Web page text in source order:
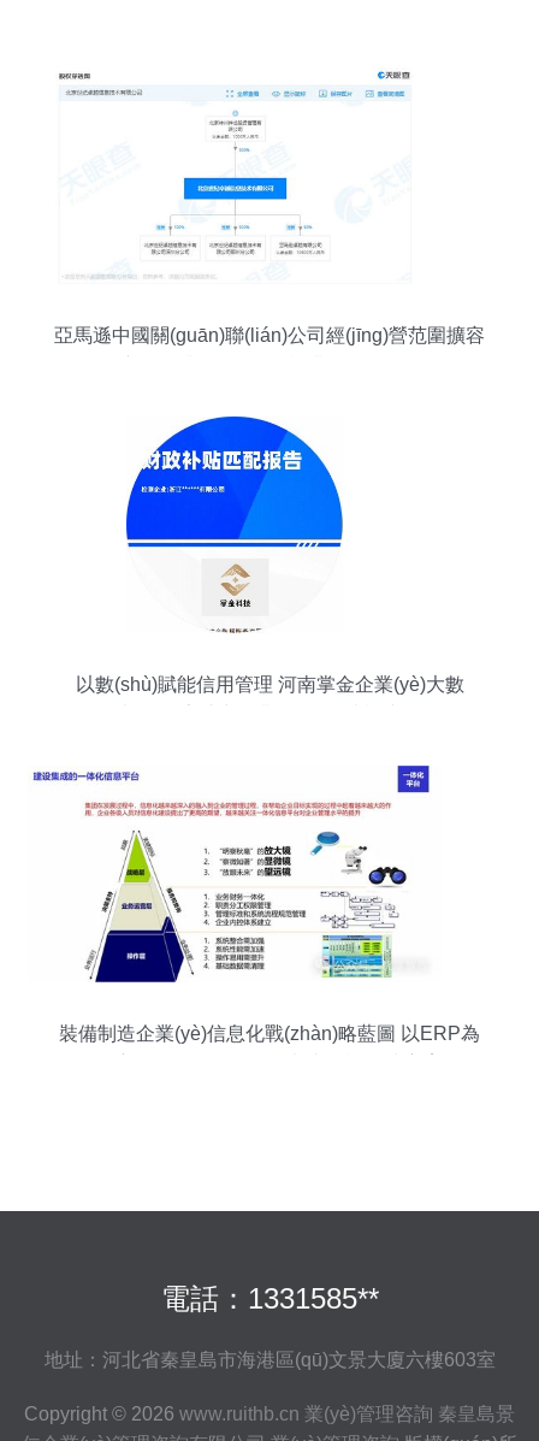
亞馬遜中國關(guān)聯(lián)公司經(jīng)營范圍擴容
以數(shù)賦能信用管理 河南掌金企業(yè)大數
裝備制造企業(yè)信息化戰(zhàn)略藍圖 以ERP為
電話：1331585**
地址：河北省秦皇島市海港區(qū)文景大廈六樓603室
Copyright © 2026 www.ruithb.cn 業(yè)管理咨詢 秦皇島景